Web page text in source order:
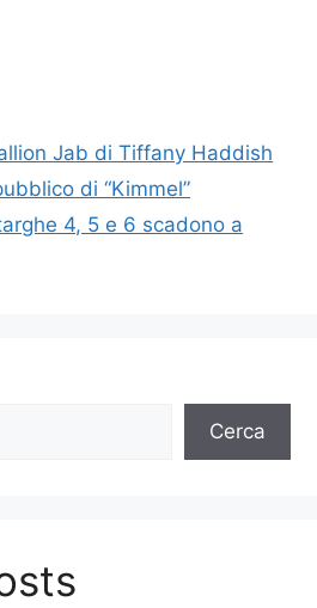
Jab di Tiffany Haddish
di “Kimmel”
4, 5 e 6 scadono a
Cerca